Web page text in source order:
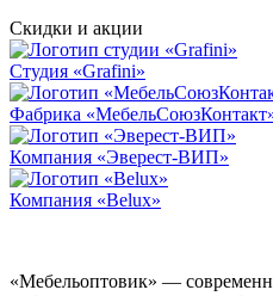
Скидки и акции
Студия «Grafini»
Фабрика
Компания «Эверест-ВИП»
Компания «Belux»
«Мебельоптовик» —